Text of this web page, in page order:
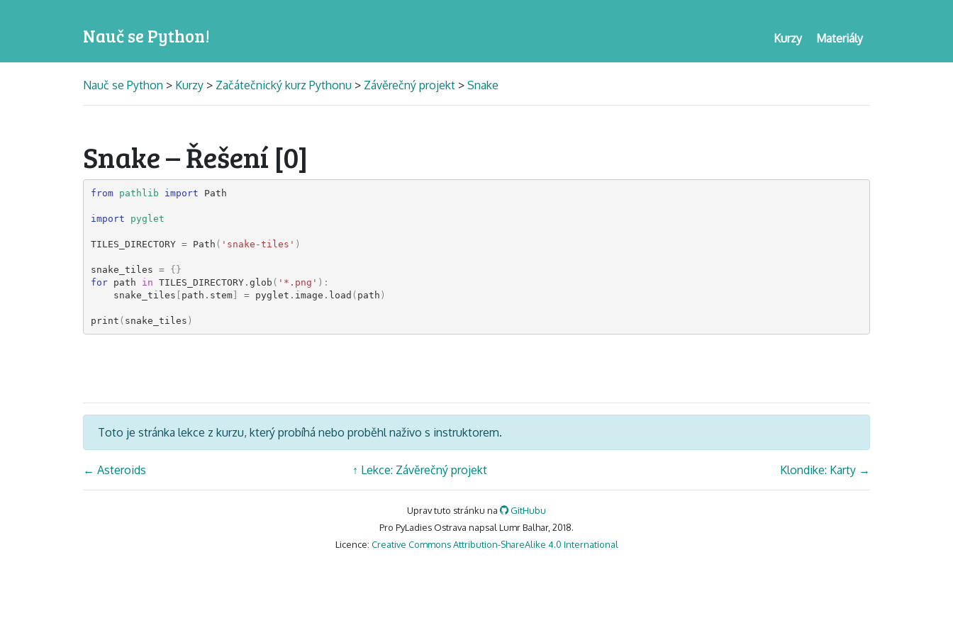
Nauč se Python! Materiály
Kurzy
Nauč se Python > Kurzy > Začátečnický kurz Pythonu > Závěrečný projekt > Snake
Snake – Řešení [0]
from pathlib import Path
import pyglet
TILES_DIRECTORY = Path ( 'snake-tiles' )
snake_tiles =
{}
for
path in TILES_DIRECTORY. glob ( '*.png' ):
snake_tiles [ path . stem] = pyglet . image . load ( path )
print ( snake_tiles )
Toto je stránka lekce z kurzu, který probíhá nebo proběhl naživo s instruktorem.
← Asteroids ↑ Lekce: Závěrečný projekt Klondike: Karty →
Uprav tuto stránku na
GitHubu
Pro PyLadies Ostrava napsal Lumr Balhar, 2018.
Licence: Creative Commons Attribution-ShareAlike 4.0 International